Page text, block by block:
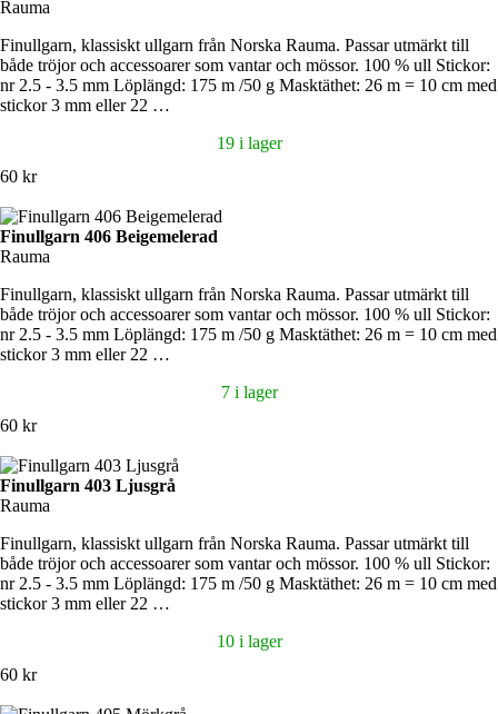
Rauma
Finullgarn, klassiskt ullgarn från Norska Rauma. Passar utmärkt till
både tröjor och accessoarer som vantar och mössor. 100 % ull Stickor:
nr 2.5 - 3.5 mm Löplängd: 175 m /50 g Masktäthet: 26 m = 10 cm med
stickor 3 mm eller 22 …
19 i lager
60 kr
Finullgarn 406 Beigemelerad
Rauma
Finullgarn, klassiskt ullgarn från Norska Rauma. Passar utmärkt till
både tröjor och accessoarer som vantar och mössor. 100 % ull Stickor:
nr 2.5 - 3.5 mm Löplängd: 175 m /50 g Masktäthet: 26 m = 10 cm med
stickor 3 mm eller 22 …
7 i lager
60 kr
Finullgarn 403 Ljusgrå
Rauma
Finullgarn, klassiskt ullgarn från Norska Rauma. Passar utmärkt till
både tröjor och accessoarer som vantar och mössor. 100 % ull Stickor:
nr 2.5 - 3.5 mm Löplängd: 175 m /50 g Masktäthet: 26 m = 10 cm med
stickor 3 mm eller 22 …
10 i lager
60 kr